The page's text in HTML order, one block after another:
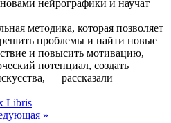
нейрографики и научат
методика, которая позволяет
проблемы и найти новые
и повысить мотивацию,
потенциал, создать
— рассказали
Libris
»